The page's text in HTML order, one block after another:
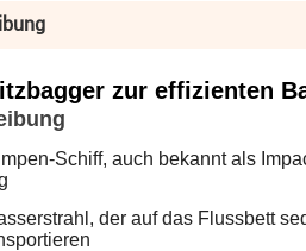
zur effizienten
Schiff, auch bekannt als
der auf das Flussbett